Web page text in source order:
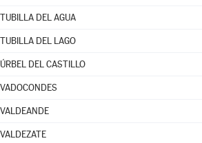
TUBILLA DEL AGUA
TUBILLA DEL LAGO
ÚRBEL DEL CASTILLO
VADOCONDES
VALDEANDE
VALDEZATE